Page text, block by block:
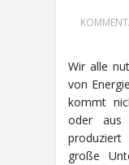
Wir alle
von
kommt
oder aus
große